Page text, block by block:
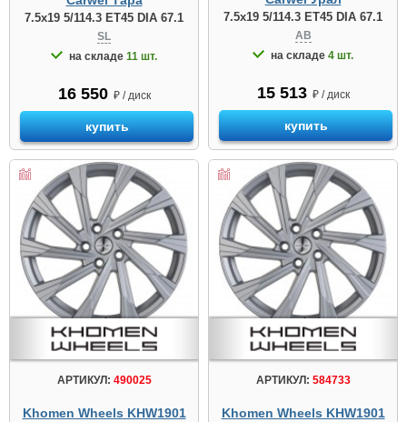
7.5x19 5/114.3 ET45 DIA 67.1
SL
на складе 11 шт.
16 550 ₽ / диск
купить
7.5x19 5/114.3 ET45 DIA 67.1
AB
на складе 4 шт.
15 513 ₽ / диск
купить
АРТИКУЛ: 490025
Khomen Wheels KHW1901
АРТИКУЛ: 584733
Khomen Wheels KHW1901